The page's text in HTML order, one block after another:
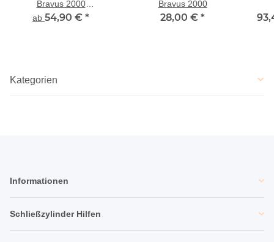
Bravus 2000
Doppelprofilzylinder
ab 54,90 € *
Bravus 2000
28,00 € *
Kategorien
Informationen
Schließzylinder Hilfen